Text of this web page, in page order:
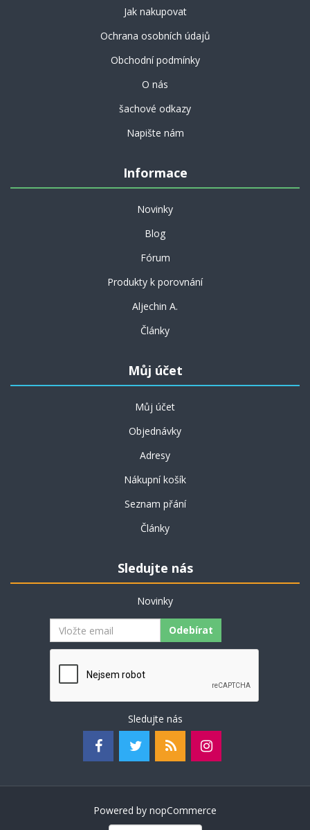
Jak nakupovat
Ochrana osobních údajů
Obchodní podmínky
O nás
šachové odkazy
Napište nám
Informace
Novinky
Blog
Fórum
Produkty k porovnání
Aljechin A.
Články
Můj účet
Můj účet
Objednávky
Adresy
Nákupní košík
Seznam přání
Články
Sledujte nás
Novinky
Odebírat
Sledujte nás
Powered by nopCommerce